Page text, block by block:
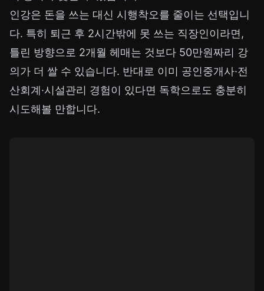
인강은 돈을 쓰는 대신 시행착오를 줄이는 선택입니
다. 특히 퇴근 후 2시간밖에 못 쓰는 직장인이라면,
틀린 방향으로 2개월 헤매는 것보다 50만원짜리 강
의가 더 쌀 수 있습니다. 반대로 이미 공인중개사·전
산회계·시설관리 경험이 있다면 독학으로도 충분히
시도해볼 만합니다.